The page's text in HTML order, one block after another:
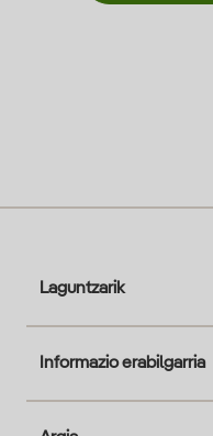
Laguntzarik
Informazio erabilgarria